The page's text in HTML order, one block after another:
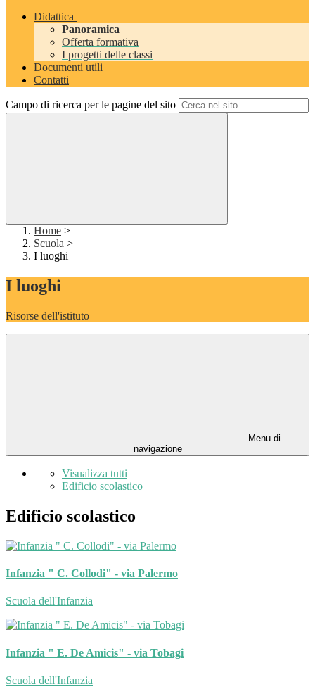
Didattica
Panoramica
Offerta formativa
I progetti delle classi
Documenti utili
Contatti
Campo di ricerca per le pagine del sito
Home >
Scuola >
I luoghi
I luoghi
Risorse dell'istituto
Menu di
navigazione
Visualizza tutti
Edificio scolastico
Edificio scolastico
Infanzia " C. Collodi" - via Palermo
Scuola dell'Infanzia
Infanzia " E. De Amicis" - via Tobagi
Scuola dell'Infanzia